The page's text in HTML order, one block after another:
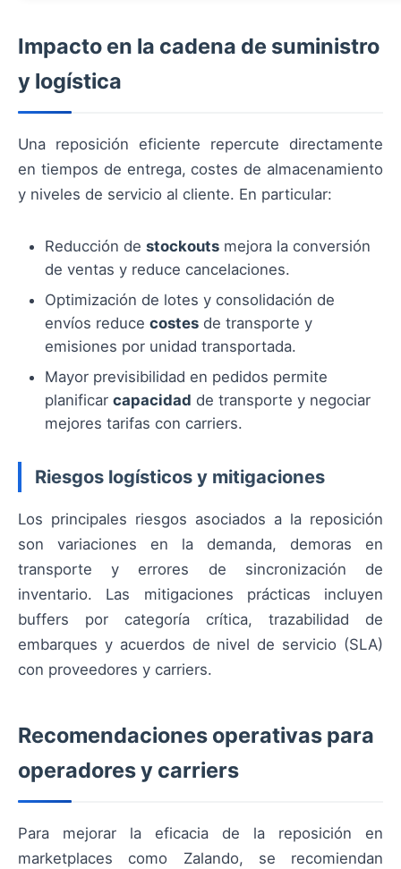
Impacto en la cadena de suministro
y logística
Una reposición eficiente repercute directamente
en tiempos de entrega, costes de almacenamiento
y niveles de servicio al cliente. En particular:
Reducción de stockouts mejora la conversión
de ventas y reduce cancelaciones.
Optimización de lotes y consolidación de
envíos reduce costes de transporte y
emisiones por unidad transportada.
Mayor previsibilidad en pedidos permite
planificar capacidad de transporte y negociar
mejores tarifas con carriers.
Riesgos logísticos y mitigaciones
Los principales riesgos asociados a la reposición
son variaciones en la demanda, demoras en
transporte y errores de sincronización de
inventario. Las mitigaciones prácticas incluyen
buffers por categoría crítica, trazabilidad de
embarques y acuerdos de nivel de servicio (SLA)
con proveedores y carriers.
Recomendaciones operativas para
operadores y carriers
Para mejorar la eficacia de la reposición en
marketplaces como Zalando, se recomiendan